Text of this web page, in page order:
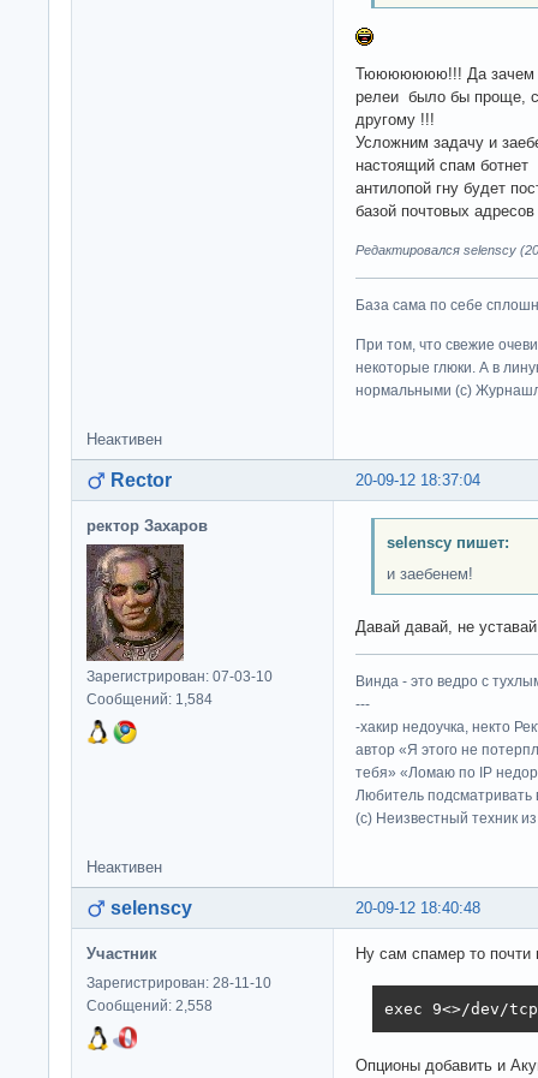
Тююююююю!!! Да
релеи было бы проще,
другому !!!
Усложним задачу и
настоящий спам ботнет
антилопой гну будет
базой почтовых
Редактировался selenscy
База сама по себе
При том, что свежие
некоторые глюки. А в
нормальными (c)
Неактивен
20-09-12 18:37:04
Rector
ректор Захаров
Зарегистрирован: 07-03-10
Сообщений: 1,584
selenscy пишет:
и заебенем!
Давай давай, не
Винда - это ведро с
---
-хакир недоучка, некто
автор «Я этого не
тебя» «Ломаю по IP
Любитель подсматривать
(c) Неизвестный техник
Неактивен
20-09-12 18:40:48
selenscy
Участник
Зарегистрирован: 28-11-10
Сообщений: 2,558
Ну сам спамер то
exec 9<>/dev/
Опционы добавить и